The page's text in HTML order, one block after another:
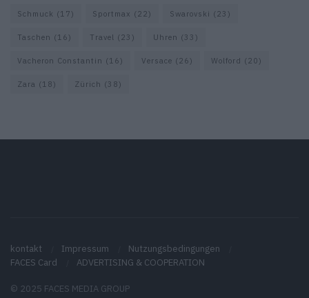
Schmuck (17) Sportmax (22) Swarovski (23)
Taschen (16) Travel (23) Uhren (33)
Vacheron Constantin (16) Versace (26) Wolford (20)
Zara (18) Zürich (38)
kontakt Impressum
Nutzungsbedingungen
FACES Card
ADVERTISING & COOPERATION
© 2025 FACES MEDIA GROUP